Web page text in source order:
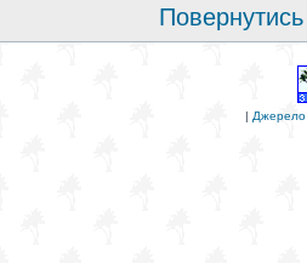
Повернутись
| Джерело